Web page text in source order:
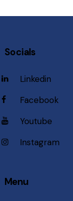
Socials
Linkedin
Facebook
Youtube
Instagram
Menu